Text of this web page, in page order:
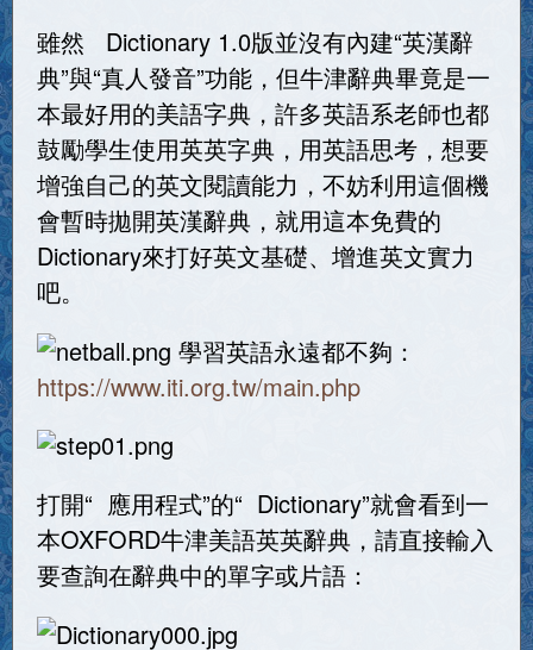
雖然 Dictionary 1.0版並沒有內建“英漢辭
典”與“真人發音”功能，但牛津辭典畢竟是一
本最好用的美語字典，許多英語系老師也都
鼓勵學生使用英英字典，用英語思考，想要
增強自己的英文閱讀能力，不妨利用這個機
會暫時拋開英漢辭典，就用這本免費的
Dictionary來打好英文基礎、增進英文實力
吧。
學習英語永遠都不夠：
https://www.iti.org.tw/main.php
打開“ 應用程式”的“ Dictionary”就會看到一
本OXFORD牛津美語英英辭典，請直接輸入
要查詢在辭典中的單字或片語：